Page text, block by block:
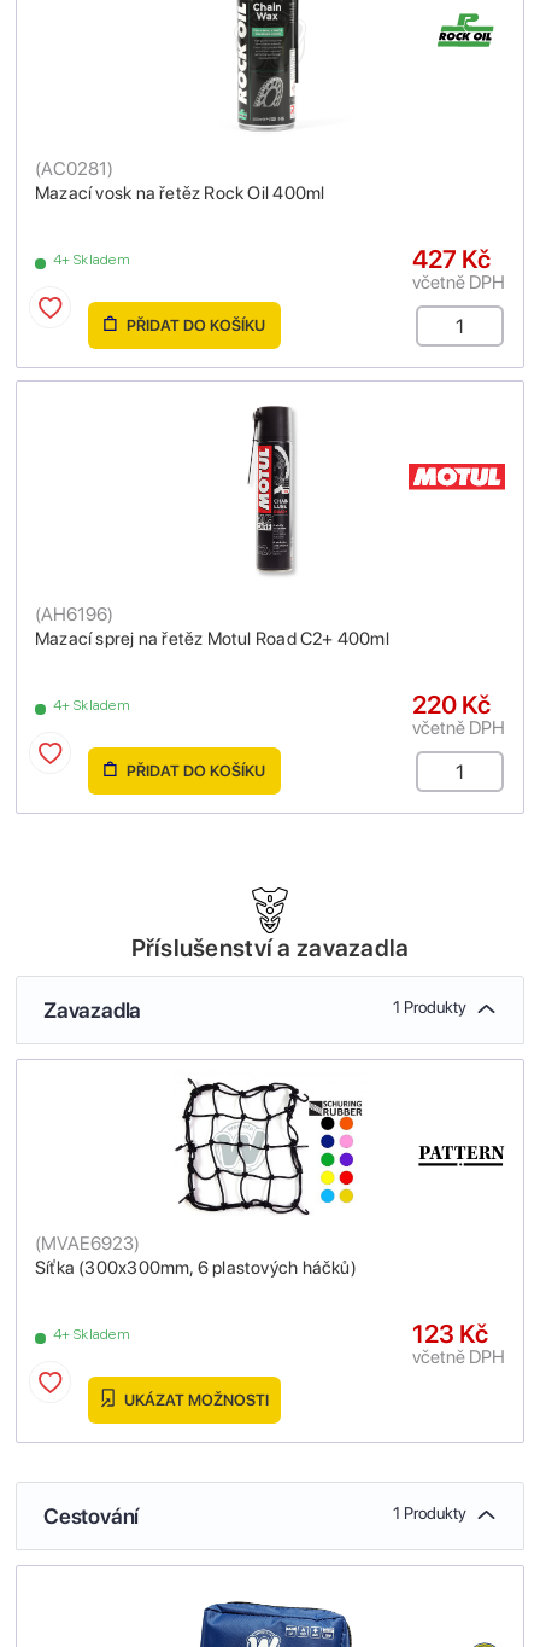
Mazací vosk na řetěz Rock Oil 400ml
(AC0281)
4+ Skladem 427 Kč
včetně DPH
PŘIDAT DO KOŠÍKU
Mazací sprej na řetěz Motul Road C2+ 400ml
(AH6196)
4+ Skladem 220 Kč
včetně DPH
PŘIDAT DO KOŠÍKU
Příslušenství a zavazadla
Zavazadla 1 Produkty
Síťka (300x300mm, 6 plastových háčků)
(MVAE6923)
4+ Skladem 123 Kč
včetně DPH
UKÁZAT MOŽNOSTI
Cestování 1 Produkty